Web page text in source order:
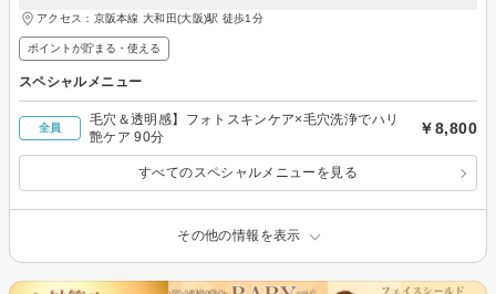
アクセス：京阪本線 大和田(大阪)駅 徒歩1分
ポイントが貯まる・使える
スペシャルメニュー
全員
毛穴＆透明感】フォトスキンケア×毛穴洗浄でハリ
艶ケア 90分
￥8,800
すべてのスペシャルメニューを見る
その他の情報を表示